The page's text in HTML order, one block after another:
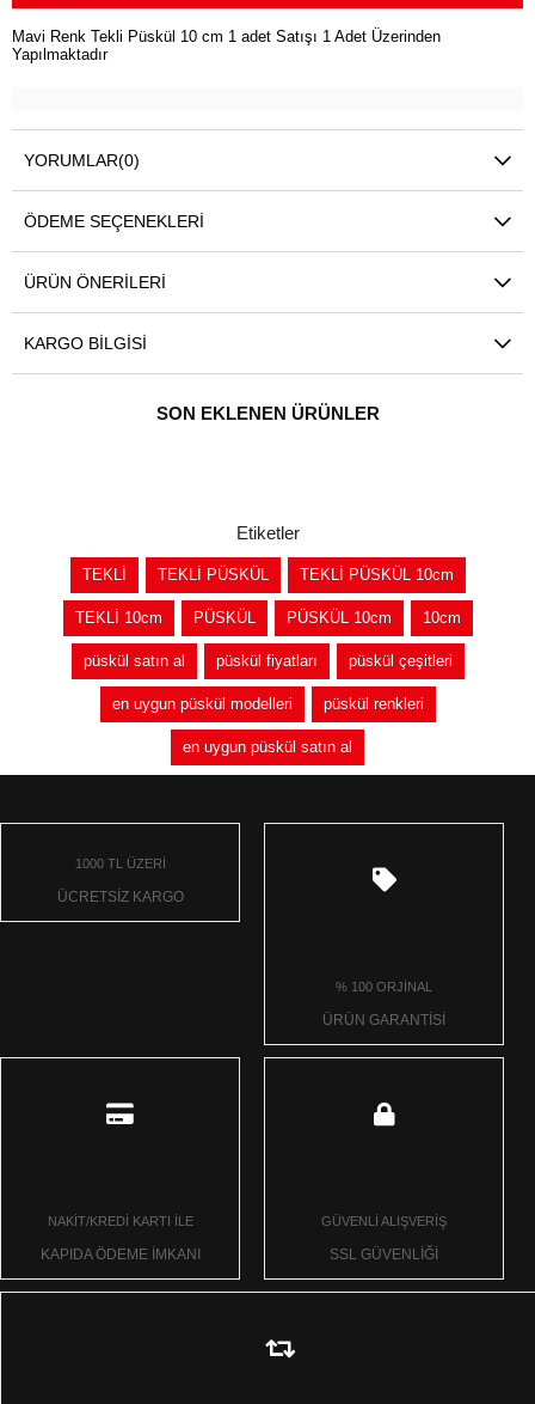
Mavi Renk Tekli Püskül 10 cm 1 adet Satışı 1 Adet Üzerinden
Yapılmaktadır
YORUMLAR(0)
ÖDEME SEÇENEKLERI
ÜRÜN ÖNERILERI
KARGO BILGISI
SON EKLENEN ÜRÜNLER
Etiketler
TEKLİ TEKLİ PÜSKÜL TEKLİ PÜSKÜL 10cm
TEKLİ 10cm PÜSKÜL PÜSKÜL 10cm 10cm
püskül satın al püskül fiyatları püskül çeşitleri
en uygun püskül modelleri püskül renkleri
en uygun püskül satın al
1000 TL ÜZERİ
ÜCRETSİZ KARGO
% 100 ORJİNAL
ÜRÜN GARANTİSİ
NAKİT/KREDİ KARTI İLE
KAPIDA ÖDEME İMKANI
GÜVENLİ ALIŞVERİŞ
SSL GÜVENLİĞİ